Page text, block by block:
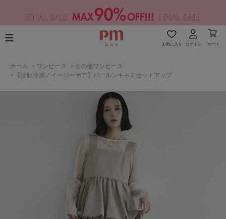
お気に入り ログイン カート
ホーム > ワンピース > その他ワンピース
>
【接触冷感／イージーケア】バールンキャミセットアップ